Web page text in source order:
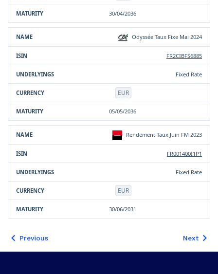
30/04/2036
Odyssée Taux Fixe Mai 2024
FR2CIBFS6885
Fixed Rate
EUR
05/05/2036
Rendement Taux Juin FM 2023
FR001400I1P1
Fixed Rate
EUR
30/06/2031
Previous Next